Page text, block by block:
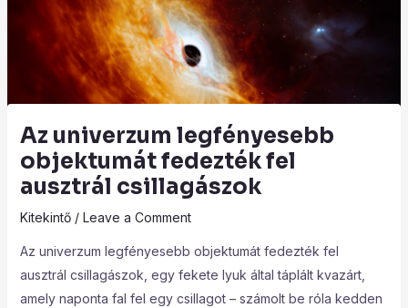
Az univerzum legfényesebb
objektumát fedezték fel
ausztrál csillagászok
Kitekintő/ Leave a Comment
Az univerzum legfényesebb objektumát fedezték fel
ausztrál csillagászok, egy fekete lyuk által táplált kvazárt,
amely naponta fal fel egy csillagot – számolt be róla kedden